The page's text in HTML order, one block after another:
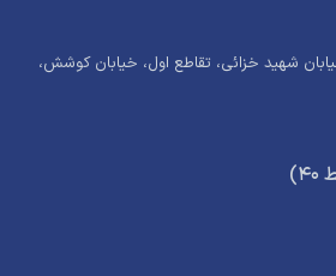
شهید خزائی، تقاطع اول، خیابان کوشش،